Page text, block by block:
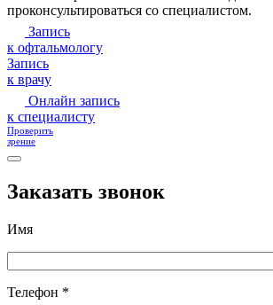
проконсультироваться со специалистом.
Запись
к офтальмологу
Запись
к врачу
Онлайн запись
к специалисту
Проверить
зрение
Заказать звонок
Имя
Телефон *